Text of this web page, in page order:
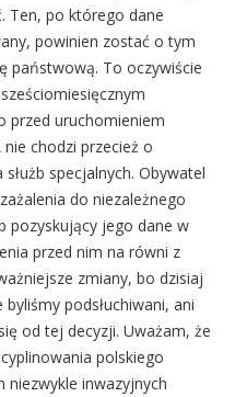
Ten, po którego dane
powinien zostać o tym
państwową. To oczywiście
przed uruchomieniem
nie chodzi przecież o
specjalnych. Obywatel
do niezależnego
pozyskujący jego dane w
przed nim na równi z
zmiany, bo dzisiaj
podsłuchiwani, ani
od tej decyzji. Uważam, że
polskiego
inwazyjnych